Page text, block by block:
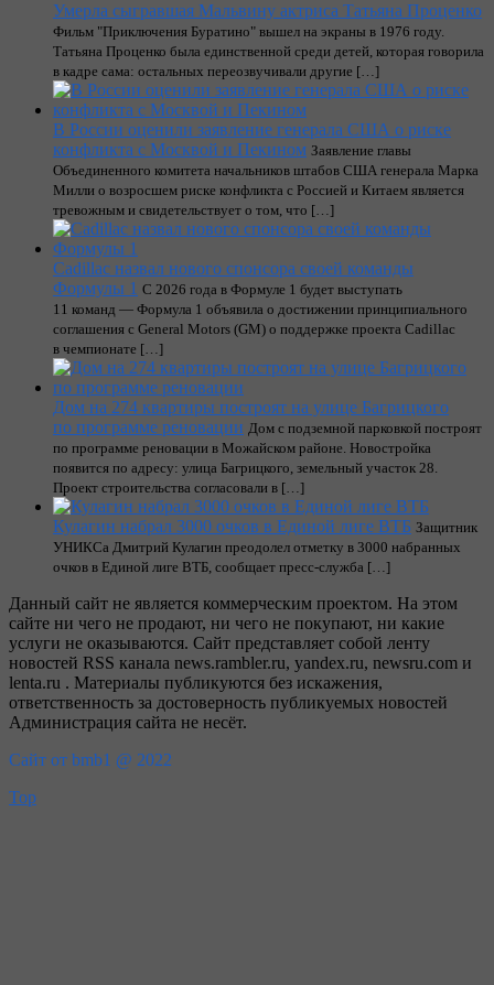
Умерла сыгравшая Мальвину актриса Татьяна Проценко
Фильм "Приключения Буратино" вышел на экраны в 1976 году.
Татьяна Проценко была единственной среди детей, которая говорила
в кадре сама: остальных переозвучивали другие […]
В России оценили заявление генерала США о риске
конфликта с Москвой и Пекином Заявление главы
Объединенного комитета начальников штабов США генерала Марка
Милли о возросшем риске конфликта с Россией и Китаем является
тревожным и свидетельствует о том, что […]
Cadillac назвал нового спонсора своей команды
Формулы 1 С 2026 года в Формуле 1 будет выступать
11 команд — Формула 1 объявила о достижении принципиального
соглашения с General Motors (GM) о поддержке проекта Cadillac
в чемпионате […]
Дом на 274 квартиры построят на улице Багрицкого
по программе реновации Дом с подземной парковкой построят
по программе реновации в Можайском районе. Новостройка
появится по адресу: улица Багрицкого, земельный участок 28.
Проект строительства согласовали в […]
Кулагин набрал 3000 очков в Единой лиге ВТБ Защитник
УНИКСа Дмитрий Кулагин преодолел отметку в 3000 набранных
очков в Единой лиге ВТБ, сообщает пресс-служба […]
Данный сайт не является коммерческим проектом. На этом
сайте ни чего не продают, ни чего не покупают, ни какие
услуги не оказываются. Сайт представляет собой ленту
новостей RSS канала news.rambler.ru, yandex.ru, newsru.com и
lenta.ru . Материалы публикуются без искажения,
ответственность за достоверность публикуемых новостей
Администрация сайта не несёт.
Сайт от bmb1 @ 2022
Top